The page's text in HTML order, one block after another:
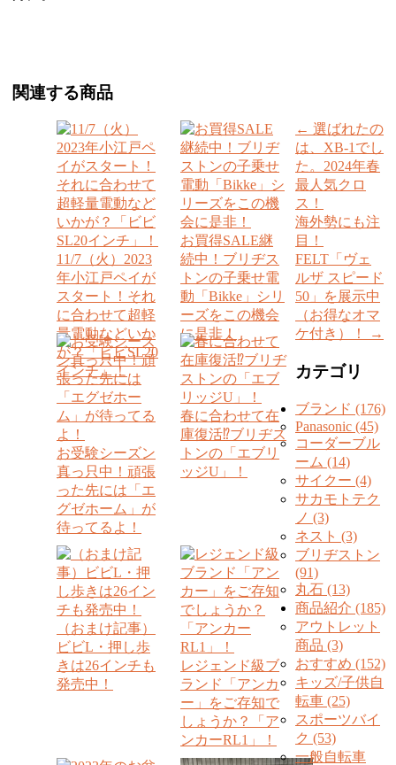
関連する商品
11/7（火）2023
年小江戸ペイが
スタート！それ
に合わせて超軽
量電動などいか
が？「ビビSL20
インチ」！
お買得SALE継
続中！ブリヂス
トンの子乗せ電
動「Bikke」シリ
ーズをこの機会
に是非！
お受験シーズン
真っ只中！頑張
った先には「エ
グゼホーム」が
待ってるよ！
春に合わせて在
庫復活⁉ブリヂス
トンの「エブリ
ッジU」！
（おまけ記事）
ビビL・押し歩
きは26インチも
発売中！
レジェンド級ブ
ランド「アンカ
ー」をご存知で
しょうか？「ア
ンカーRL1」！
← 選ばれたの
は、XB-1でし
た。2024年春
最人気クロ
ス！
海外勢にも注
目！
FELT「ヴェ
ルザ スピード
50」を展示中
（お得なオマ
ケ付き）！
→
カテゴリ
ブランド (176)
Panasonic (45)
コーダーブル
ーム (14)
サイクー (4)
サカモトテク
ノ (3)
ネスト (3)
ブリヂストン
(91)
丸石 (13)
商品紹介 (185)
アウトレット
商品 (3)
おすすめ (152)
キッズ/子供自
転車 (25)
スポーツバイ
ク (53)
一般自転車